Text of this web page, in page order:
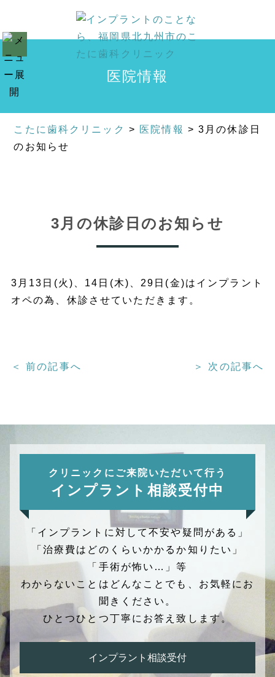
医院情報
こたに歯科クリニック > 医院情報 >3月の休診日
のお知らせ
3月の休診日のお知らせ
3月13日(火)、14日(木)、29日(金)はインプラント
オペの為、休診させていただきます。
＜ 前の記事へ ＞ 次の記事へ
クリニックにご来院いただいて行う
インプラント相談受付中
「インプラントに対して不安や疑問がある」
「治療費はどのくらいかかるか知りたい」
「手術が怖い…」等
わからないことはどんなことでも、お気軽にお
聞きください。
ひとつひとつ丁寧にお答え致します。
インプラント相談受付